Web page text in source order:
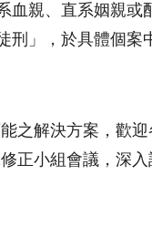
親、直系姻親或
刑」，於具體個案
之解決方案，歡
正小組會議，深